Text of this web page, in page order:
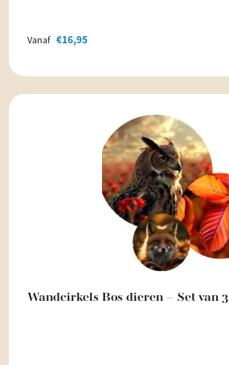
Vanaf €16,95
Wandcirkels Bos dieren – Set van 3